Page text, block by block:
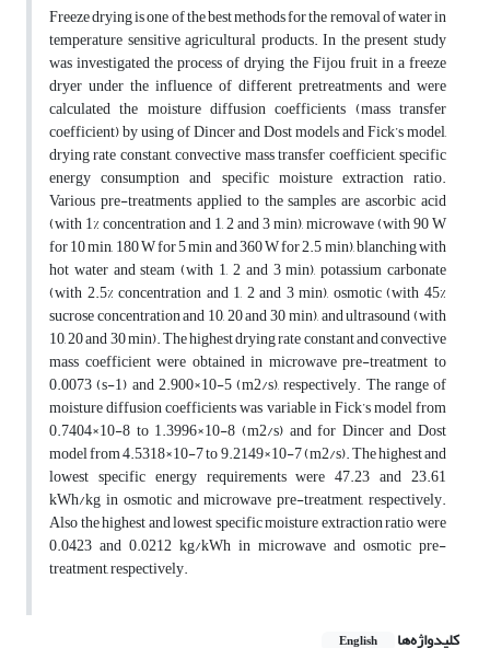
Freeze drying is one of the best methods for the removal of water in
temperature sensitive agricultural products. In the present study
was investigated the process of drying the Fijou fruit in a freeze
dryer under the influence of different pretreatments and were
calculated the moisture diffusion coefficients (mass transfer
coefficient) by using of Dincer and Dost models and Fick’s model,
drying rate constant, convective mass transfer coefficient, specific
energy consumption and specific moisture extraction ratio.
Various pre-treatments applied to the samples are ascorbic acid
(with 1% concentration and 1, 2 and 3 min), microwave (with 90 W
for 10 min, 180 W for 5 min and 360 W for 2.5 min), blanching with
hot water and steam (with 1, 2 and 3 min), potassium carbonate
(with 2.5% concentration and 1, 2 and 3 min), osmotic (with 45%
sucrose concentration and 10, 20 and 30 min), and ultrasound (with
10, 20 and 30 min). The highest drying rate constant and convective
mass coefficient were obtained in microwave pre-treatment to
0.0073 (s-1) and 2.900×10-5 (m2/s), respectively. The range of
moisture diffusion coefficients was variable in Fick’s model from
0.7404×10-8 to 1.3996×10-8 (m2/s) and for Dincer and Dost
model from 4.5318×10-7 to 9.2149×10-7 (m2/s). The highest and
lowest specific energy requirements were 47.23 and 23.61
kWh/kg in osmotic and microwave pre-treatment, respectively.
Also the highest and lowest specific moisture extraction ratio were
0.0423 and 0.0212 kg/kWh in microwave and osmotic pre-
treatment, respectively.
کلیدواژه‌ها English